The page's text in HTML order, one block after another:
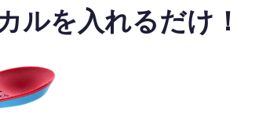
ルを入れるだけ！